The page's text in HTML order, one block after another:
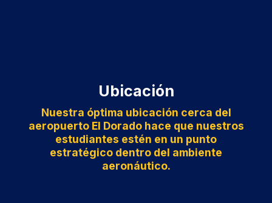
Ubicación
Nuestra óptima ubicación cerca del
aeropuerto El Dorado hace que nuestros
estudiantes estén en un punto
estratégico dentro del ambiente
aeronáutico.